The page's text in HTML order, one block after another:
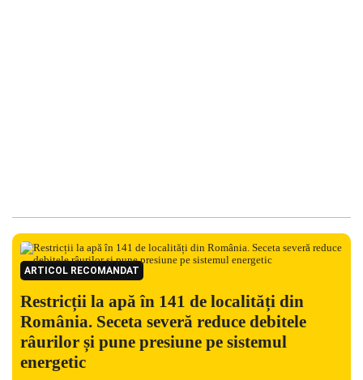
ARTICOL RECOMANDAT
Restricții la apă în 141 de localități din
România. Seceta severă reduce debitele
râurilor și pune presiune pe sistemul
energetic